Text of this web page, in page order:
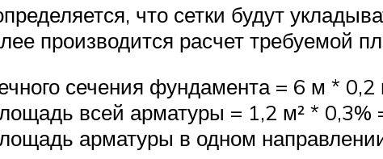
что сетки будут
производится расчет требуемой
сечения фундамента = 6 м * 0,2
всей арматуры = 1,2 м² * 0,3%
арматуры в одном